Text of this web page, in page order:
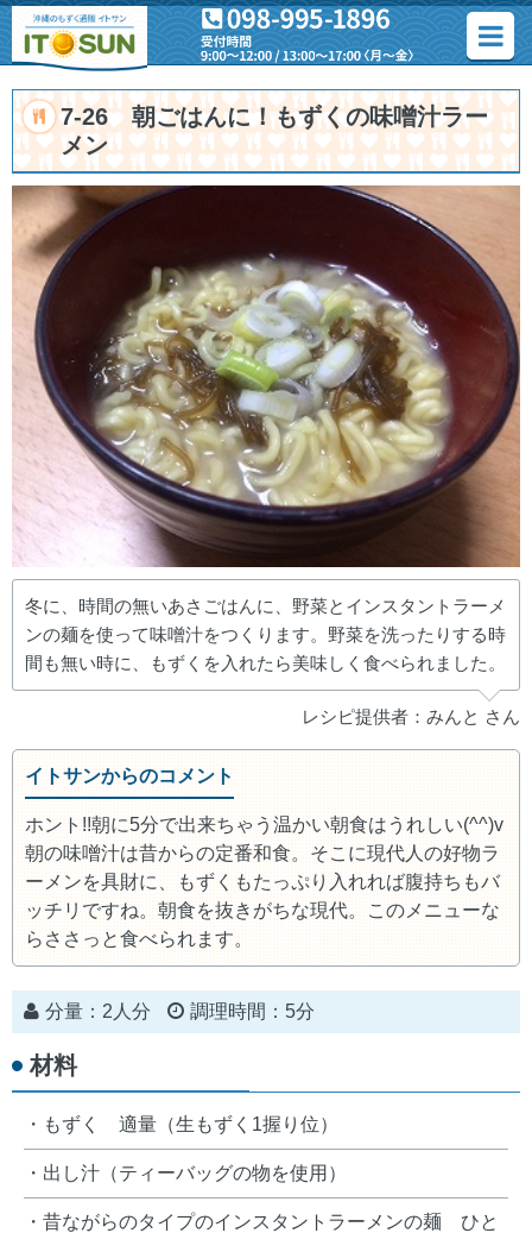
7-26 朝ごはんに！もずくの味噌汁ラー
メン
冬に、時間の無いあさごはんに、野菜とインスタントラーメ
ンの麺を使って味噌汁をつくります。野菜を洗ったりする時
間も無い時に、もずくを入れたら美味しく食べられました。
レシピ提供者：みんと さん
イトサンからのコメント
ホント!!朝に5分で出来ちゃう温かい朝食はうれしい(^^)v
朝の味噌汁は昔からの定番和食。そこに現代人の好物ラ
ーメンを具財に、もずくもたっぷり入れれば腹持ちもバ
ッチリですね。朝食を抜きがちな現代。このメニューな
らささっと食べられます。
分量：2人分 調理時間：5分
材料
・もずく 適量（生もずく1握り位）
・出し汁（ティーバッグの物を使用）
・昔ながらのタイプのインスタントラーメンの麺 ひと